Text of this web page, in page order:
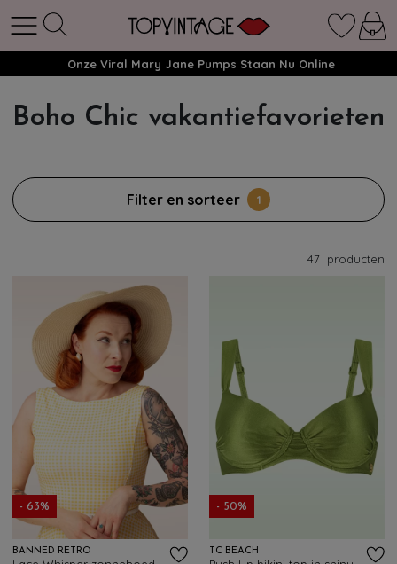
Onze Viral Mary Jane Pumps Staan Nu Online
Boho Chic vakantiefavorieten
Filter en sorteer 1
47 producten
- 63%
BANNED RETRO
- 50%
TC BEACH